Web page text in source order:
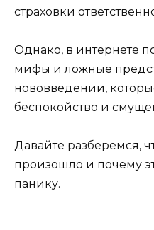
страховки
Однако, в интернете
мифы и ложные
нововведении,
беспокойство и
Давайте разберемся,
произошло и почему
панику.